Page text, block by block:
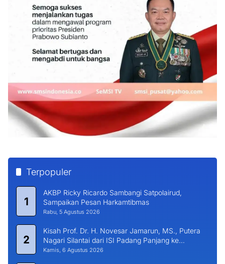
Terpopuler
1
AKBP Ricky Ricardo Sambangi Satpolairud,
Sampaikan Pesan Harkamtibmas
Rabu, 5 Agustus 2026
2
Kisah Prof. Dr. H. Novesar Jamarun, MS., Putera
Nagari Silantai dari ISI Padang Panjang ke
Universitas Dharma Andalas
Kamis, 6 Agustus 2026